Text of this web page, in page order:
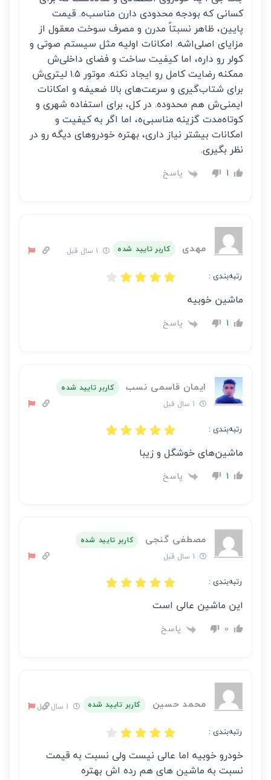
کسانی که بودجه محدودی دارن مناسب‌ه. قیمت
پایین، ظاهر نسبتاً مدرن و مصرف سوخت معقول از
مزایای اصلی‌اشه. امکانات اولیه مثل سیستم صوتی و
کولر رو داره، اما کیفیت ساخت و فضای داخلی‌ش
ممکنه رضایت کامل رو ایجاد نکنه. موتور ۱.۵ لیتری‌ش
برای شتاب‌گیری و سرعت‌های بالا ضعیفه و امکانات
ایمنی‌ش هم محدوده. در کل، برای استفاده شهری و
کوتاه‌مدت گزینه مناسبی‌ه، اما اگر به کیفیت و
امکانات بیشتر نیاز داری، بهتره خودروهای دیگه رو در
نظر بگیری.
1 پاسخ
مهدی کاربر تایید شده
رتبه‌بندی :
ماشین خوبیه
1 پاسخ
ایمان قاسمی نسب
کاربر تایید شده
رتبه‌بندی :
ماشین‌های خوشگل و زیبا
1 پاسخ
مصطفی گنجی
کاربر تایید شده
رتبه‌بندی :
این ماشین عالی است
0 پاسخ
محمد حسین کاربر تایید شده
رتبه‌بندی :
خودرو خوبیه اما عالی نیست ولی نسبت به قیمت
نسبت به ماشین های هم رده اش بهتره